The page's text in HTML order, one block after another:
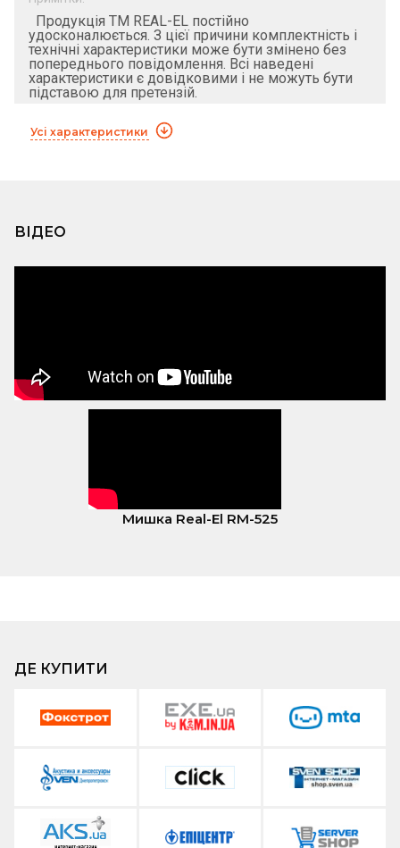
Продукція ТМ REAL-EL постійно
удосконалюється. З цієї причини комплектність і
технічні характеристики може бути змінено без
попереднього повідомлення. Всі наведені
характеристики є довідковими і не можуть бути
підставою для претензій.
Усі характеристики
ВІДЕО
Мишка Real-El RM-525
ДЕ КУПИТИ